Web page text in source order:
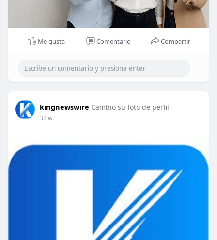
Me gusta Comentario Compartir
kingnewswire Cambio su foto de perfil
32 w